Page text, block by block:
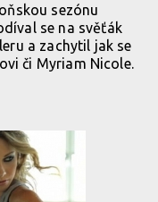
sezónu
se na svěťák
a zachytil jak se
či Myriam Nicole.